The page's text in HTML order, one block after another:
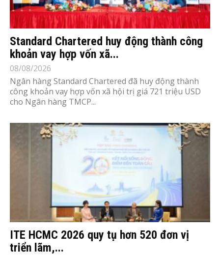
Standard Chartered huy động thành công
khoản vay hợp vốn xã...
08/08/2026
Ngân hàng Standard Chartered đã huy động thành
công khoản vay hợp vốn xã hội trị giá 721 triệu USD
cho Ngân hàng TMCP...
ITE HCMC 2026 quy tụ hơn 520 đơn vị
triển lãm,...